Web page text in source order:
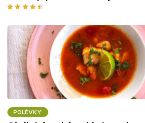
POLÉVKY